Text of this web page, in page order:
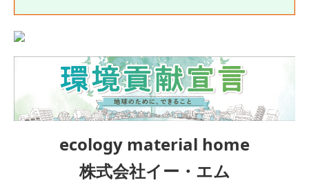
ecology material home
株式会社イー・エム